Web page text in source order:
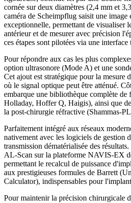
cornée sur deux diamètres (2,4 mm et
caméra de Scheimpflug saisit une image
exceptionnelle, permettant de visualiser
antérieur et de mesurer avec précision
ces étapes sont pilotées via une
Pour répondre aux cas les plus
option ultrasonore (Mode A) et une
Cet ajout est stratégique pour la mesure
où le signal optique peut être atténué.
embarque une bibliothèque complète
Holladay, Hoffer Q, Haigis), ainsi que
la post-chirurgie réfractive (Shammas-
Parfaitement intégré aux réseaux
nativement avec les logiciels de gestion
transmission dématérialisée des
AL-Scan sur la plateforme NAVIS-EX
permettant le recalcul de puissance
aux prestigieuses formules de Barrett
Calculator), indispensables pour
Pour maintenir la précision chirurgicale